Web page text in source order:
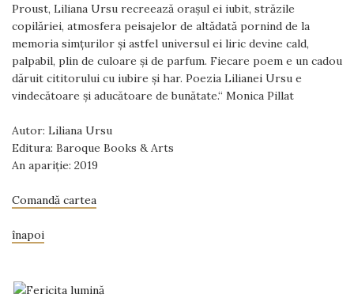
Proust, Liliana Ursu recreează orașul ei iubit, străzile
copilăriei, atmosfera peisajelor de altădată pornind de la
memoria simțurilor și astfel universul ei liric devine cald,
palpabil, plin de culoare și de parfum. Fiecare poem e un cadou
dăruit cititorului cu iubire și har. Poezia Lilianei Ursu e
vindecătoare și aducătoare de bunătate.“ Monica Pillat
Autor: Liliana Ursu
Editura: Baroque Books & Arts
An apariție: 2019
Comandă cartea
înapoi